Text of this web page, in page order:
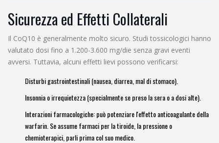
Sicurezza ed Effetti Collaterali
Il CoQ10 è generalmente molto sicuro. Studi tossicologici hanno
valutato dosi fino a 1.200-3.600 mg/die senza gravi eventi
avversi. Tuttavia, alcuni effetti lievi possono verificarsi:
Disturbi gastrointestinali (nausea, diarrea, mal di stomaco).
Insonnia o irrequietezza (specialmente se preso la sera o a dosi alte).
Interazioni farmacologiche: può potenziare l'effetto anticoagulante della
warfarin. Se assume farmaci per la tiroide, la pressione o
chemioterapici, parli prima col suo medico.